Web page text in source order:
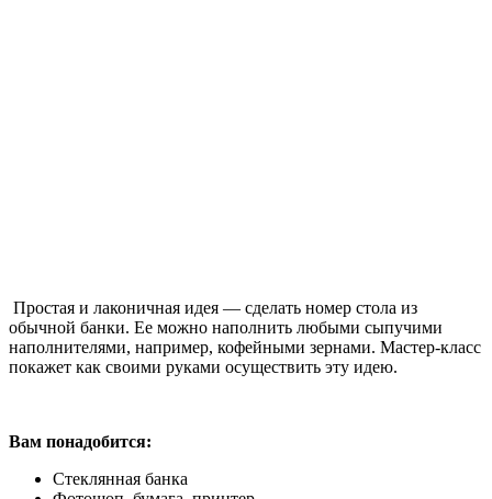
Простая и лаконичная идея — сделать номер стола из
обычной банки. Ее можно наполнить любыми сыпучими
наполнителями, например, кофейными зернами. Мастер-класс
покажет как своими руками осуществить эту идею.
Вам понадобится:
Стеклянная банка